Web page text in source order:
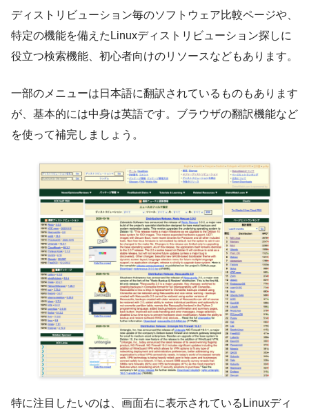
ディストリビューション毎のソフトウェア比較ページや、
特定の機能を備えたLinuxディストリビューション探しに
役立つ検索機能、初心者向けのリソースなどもあります。
一部のメニューは日本語に翻訳されているものもあります
が、基本的には中身は英語です。ブラウザの翻訳機能など
を使って補完しましょう。
特に注目したいのは、画面右に表示されているLinuxディ